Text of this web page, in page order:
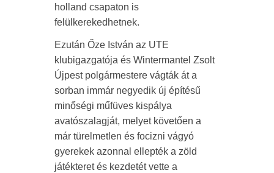
holland csapaton is
felülkerekedhetnek.
Ezután Őze István az UTE
klubigazgatója és Wintermantel Zsolt
Újpest polgármestere vágták át a
sorban immár negyedik új építésű
minőségi műfüves kispálya
avatószalagját, melyet követően a
már türelmetlen és focizni vágyó
gyerekek azonnal ellepték a zöld
játékteret és kezdetét vette a